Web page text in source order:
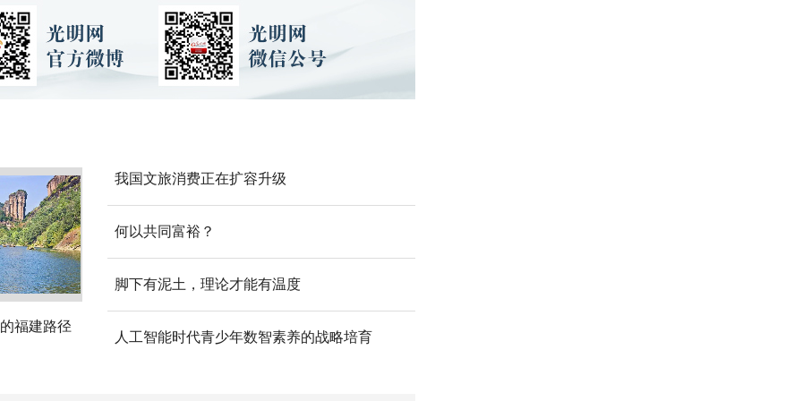
福建路径
我国文旅消费正在扩容升级
何以共同富裕？
脚下有泥土，理论才能有温度
人工智能时代青少年数智素养的战略培育